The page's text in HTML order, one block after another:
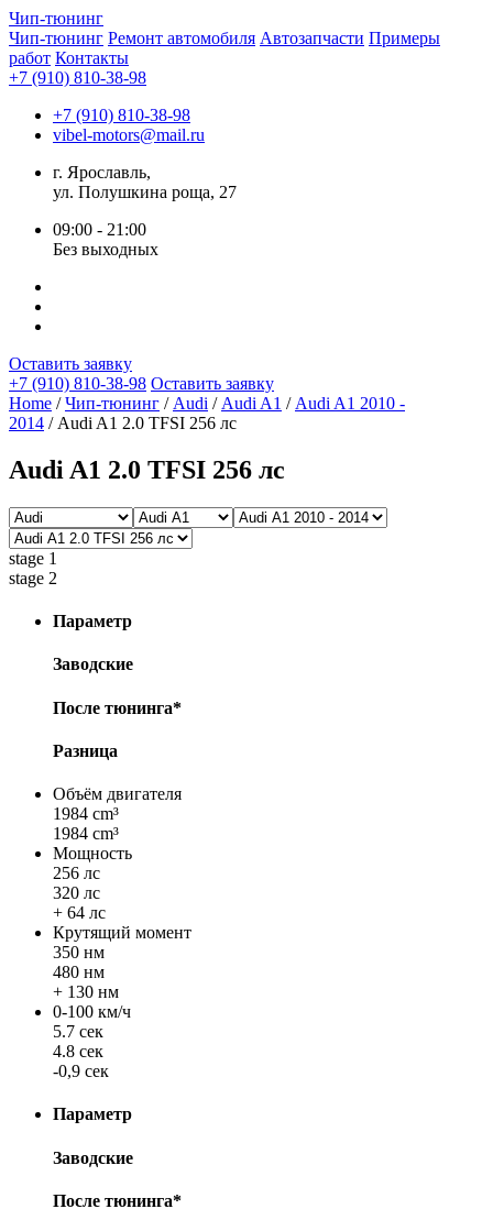
Чип-тюнинг
Чип-тюнинг Ремонт автомобиля Автозапчасти Примеры
работ Контакты
+7 (910) 810-38-98
+7 (910) 810-38-98
vibel-motors@mail.ru
г. Ярославль,
ул. Полушкина роща, 27
09:00 - 21:00
Без выходных
Оставить заявку
+7 (910) 810-38-98 Оставить заявку
Home /Чип-тюнинг / Audi / Audi A1 / Audi A1 2010 -
2014 / Audi A1 2.0 TFSI 256 лс
Audi A1 2.0 TFSI 256 лс
stage 1
stage 2
Параметр
Заводские
После тюнинга*
Разница
Объём двигателя
1984 cm³
1984 cm³
Мощность
256 лс
320 лс
+ 64 лс
Крутящий момент
350 нм
480 нм
+ 130 нм
0-100 км/ч
5.7 сек
4.8 сек
-0,9 сек
Параметр
Заводские
После тюнинга*